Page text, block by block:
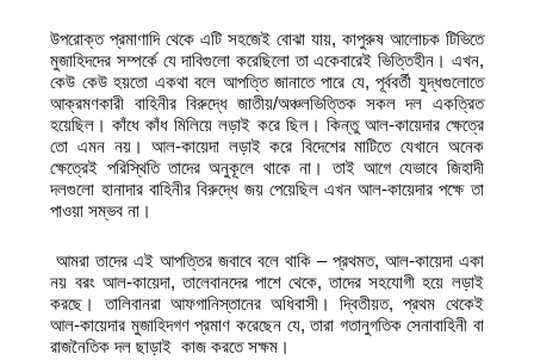
উপরোক্ত প্রমাণাদি থেকে এটি সহজেই বোঝা যায়, কাপুরুষ আলোচক টিভিতে
মুজাহিদদের সম্পর্কে যে দাবিগুলো করেছিলো তা একেবারেই ভিত্তিহীন। এখন,
কেউ কেউ হয়তো একথা বলে আপত্তি জানাতে পারে যে, পূর্ববর্তী যুদ্ধগুলোতে
আক্রমণকারী বাহিনীর বিরুদ্ধে জাতীয়/অঞ্চলভিত্তিক সকল দল একত্রিত
হয়েছিল। কাঁধে কাঁধ মিলিয়ে লড়াই করে ছিল। কিন্তু আল-কায়েদার ক্ষেত্রে
তো এমন নয়। আল-কায়েদা লড়াই করে বিদেশের মাটিতে যেখানে অনেক
ক্ষেত্রেই পরিস্থিতি তাদের অনুকূলে থাকে না। তাই আগে যেভাবে জিহাদী
দলগুলো হানাদার বাহিনীর বিরুদ্ধে জয় পেয়েছিল এখন আল-কায়েদার পক্ষে তা
পাওয়া সম্ভব না।
আমরা তাদের এই আপত্তির জবাবে বলে থাকি – প্রথমত, আল-কায়েদা একা
নয় বরং আল-কায়েদা, তালেবানদের পাশে থেকে, তাদের সহযোগী হয়ে লড়াই
করছে। তালিবানরা আফগানিস্তানের অধিবাসী। দ্বিতীয়ত, প্রথম থেকেই
আল-কায়েদার মুজাহিদগণ প্রমাণ করেছেন যে, তারা গতানুগতিক সেনাবাহিনী বা
রাজনৈতিক দল ছাড়াই কাজ করতে সক্ষম।